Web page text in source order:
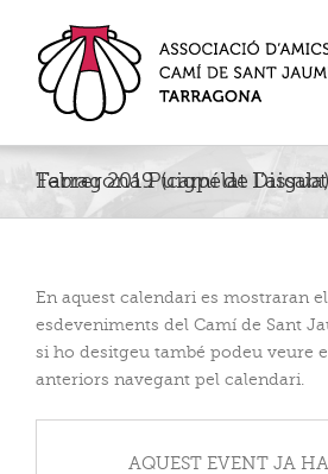
Tarragona Puigpelat Dissabtes 8, 15 i 22 Febrer 2019 (camí de l’aigua)
En aquest calendari es mostraran
esdeveniments del Camí de Sant
si ho desitgeu també podeu veure
anteriors navegant pel calendari.
AQUEST EVENT JA HA